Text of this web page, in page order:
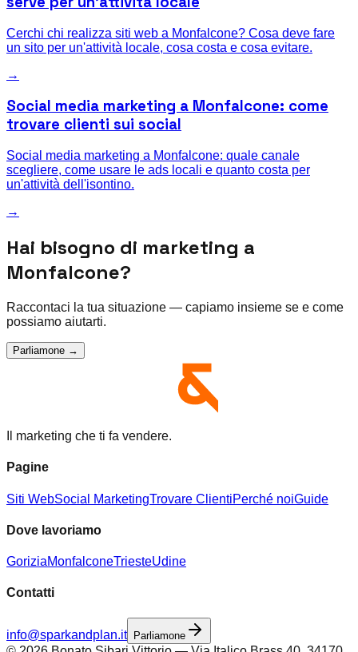
Cerchi chi realizza siti web a Monfalcone? Cosa deve fare
un sito per un'attività locale, cosa costa e cosa evitare.
→
Social media marketing a Monfalcone: come
trovare clienti sui social
Social media marketing a Monfalcone: quale canale
scegliere, come usare le ads locali e quanto costa per
un'attività dell'isontino.
→
Hai bisogno di marketing a
Monfalcone?
Raccontaci la tua situazione — capiamo insieme se e come
possiamo aiutarti.
Parliamone →
Il marketing che ti fa vendere.
Pagine
Siti WebSocial MarketingTrovare ClientiPerché noiGuide
Dove lavoriamo
GoriziaMonfalconeTriesteUdine
Contatti
info@sparkandplan.it Parliamone